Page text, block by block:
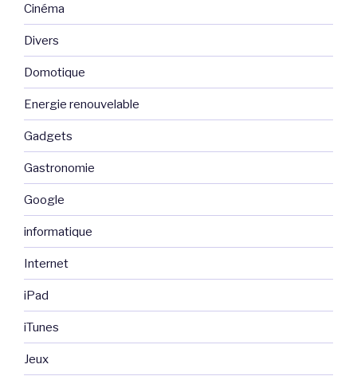
Cinéma
Divers
Domotique
Energie renouvelable
Gadgets
Gastronomie
Google
informatique
Internet
iPad
iTunes
Jeux